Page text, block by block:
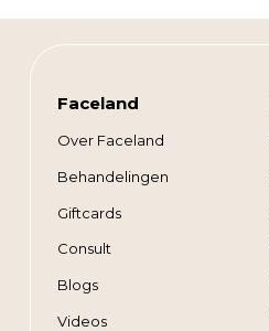
Faceland
Over Faceland
Behandelingen
Giftcards
Consult
Blogs
Videos